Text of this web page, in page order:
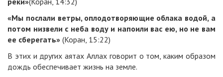
«Мы послали ветры, оплодотворяющие облака водой, а
потом низвели с неба воду и напоили вас ею, но не вам
ее сберегать» (Коран, 15:22)
В этих и других аятах Аллах говорит о том, каким образом
дождь обеспечивает жизнь на земле.